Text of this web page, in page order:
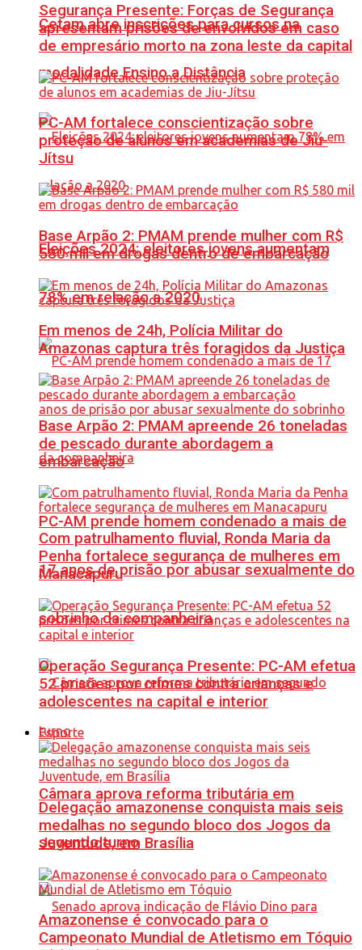
Cetam abre inscrições para cursos na
modalidade Ensino a Distância
Eleições 2024: eleitores jovens aumentam
78% em relação a 2020
PC-AM prende homem condenado a mais de
17 anos de prisão por abusar sexualmente do
sobrinho da companheira
Câmara aprova reforma tributária em
segundo turno
Segurança Presente: Forças de Segurança
apresentam prisões de envolvidos em caso
de empresário morto na zona leste da capital
PC-AM fortalece conscientização sobre
proteção de alunos em academias de Jiu-
Jítsu
Base Arpão 2: PMAM prende mulher com R$
580 mil em drogas dentro de embarcação
Em menos de 24h, Polícia Militar do
Amazonas captura três foragidos da Justiça
Base Arpão 2: PMAM apreende 26 toneladas
de pescado durante abordagem a
embarcação
Com patrulhamento fluvial, Ronda Maria da
Penha fortalece segurança de mulheres em
Manacapuru
Operação Segurança Presente: PC-AM efetua
52 prisões por crimes contra crianças e
adolescentes na capital e interior
Esporte
Delegação amazonense conquista mais seis
medalhas no segundo bloco dos Jogos da
Juventude, em Brasília
Amazonense é convocado para o
Campeonato Mundial de Atletismo em Tóquio